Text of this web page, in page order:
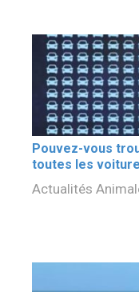
Pouvez-vous
toutes les
Actualités